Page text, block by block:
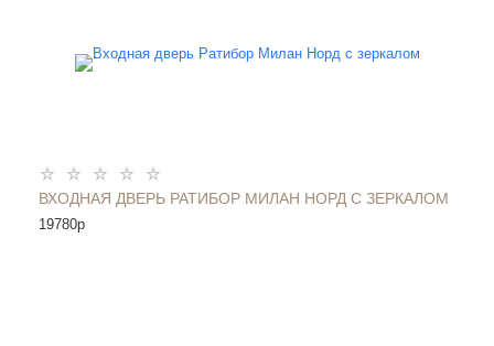
ВХОДНАЯ ДВЕРЬ РАТИБОР МИЛАН НОРД С ЗЕРКАЛОМ
19780p